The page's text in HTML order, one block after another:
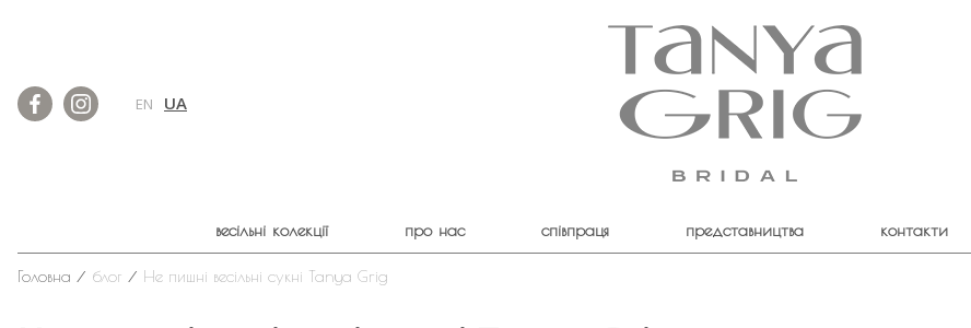
EN UA
весільні колекції про нас співпраця представництва контакти
Головна ⁄ блог ⁄ Не пишні весільні сукні Tanya Grig